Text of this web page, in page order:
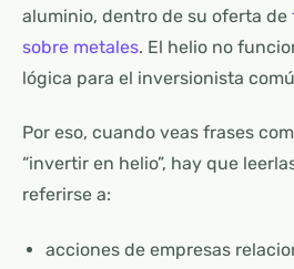
aluminio, dentro de su oferta de
sobre metales. El helio no
lógica para el inversionista
Por eso, cuando veas frases
“invertir en helio”, hay que
referirse a:
acciones de empresas